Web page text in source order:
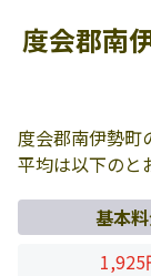
度会郡南
度会郡南伊勢町
平均は以下のと
基本
1,925